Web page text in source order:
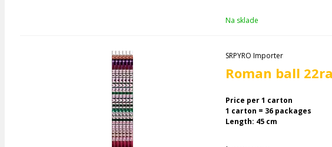
Na sklade
SRPYRO Importer
Roman ball
Price per 1 carton
1 carton = 36 packages
Length: 45 cm